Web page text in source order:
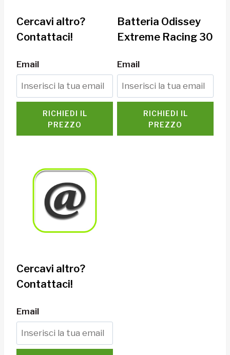
Cercavi altro?
Contattaci!
Email
RICHIEDI IL
PREZZO
Batteria Odissey
Extreme Racing 30
Email
RICHIEDI IL
PREZZO
Cercavi altro?
Contattaci!
Email